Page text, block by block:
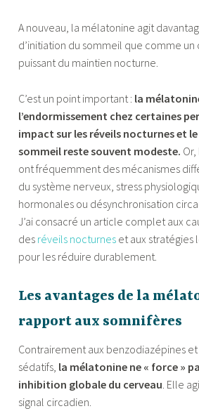
A nouveau, la mélatonine agit
d’initiation du sommeil que comme
puissant du maintien nocturne.
C’est un point important : la
l’endormissement chez certaines
impact sur les réveils nocturnes et
sommeil reste souvent modeste.
ont fréquemment des mécanismes
du système nerveux, stress
hormonales ou désynchronisation
J’ai consacré un article complet aux
des réveils nocturnes et aux stratégies
pour les réduire durablement.
Les avantages de la
rapport aux somnifères
Contrairement aux benzodiazépines
sédatifs, la mélatonine ne « force »
inhibition globale du cerveau . Elle
signal circadien.